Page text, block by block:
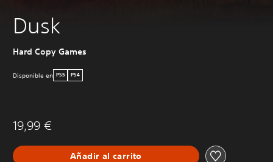
Dusk
Hard Copy Games
Disponible en PS5 PS4
19,99 €
Añadir al carrito